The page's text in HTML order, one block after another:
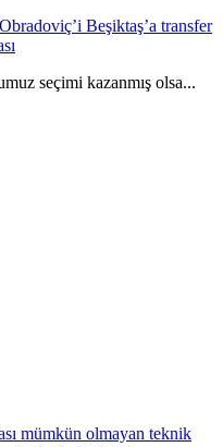
Beşiktaş’a transfer
seçimi kazanmış olsa...